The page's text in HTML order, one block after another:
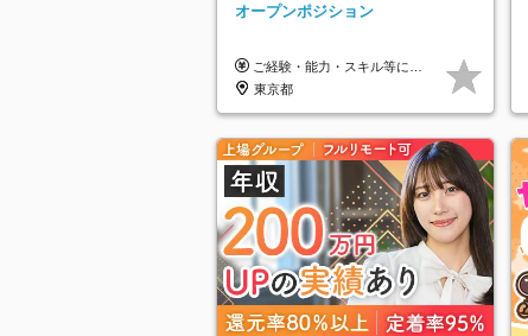
オープンポジション
ご経験・能力・スキル等により、当社基準にて優遇・相談のうえ決定いたします。
東京都